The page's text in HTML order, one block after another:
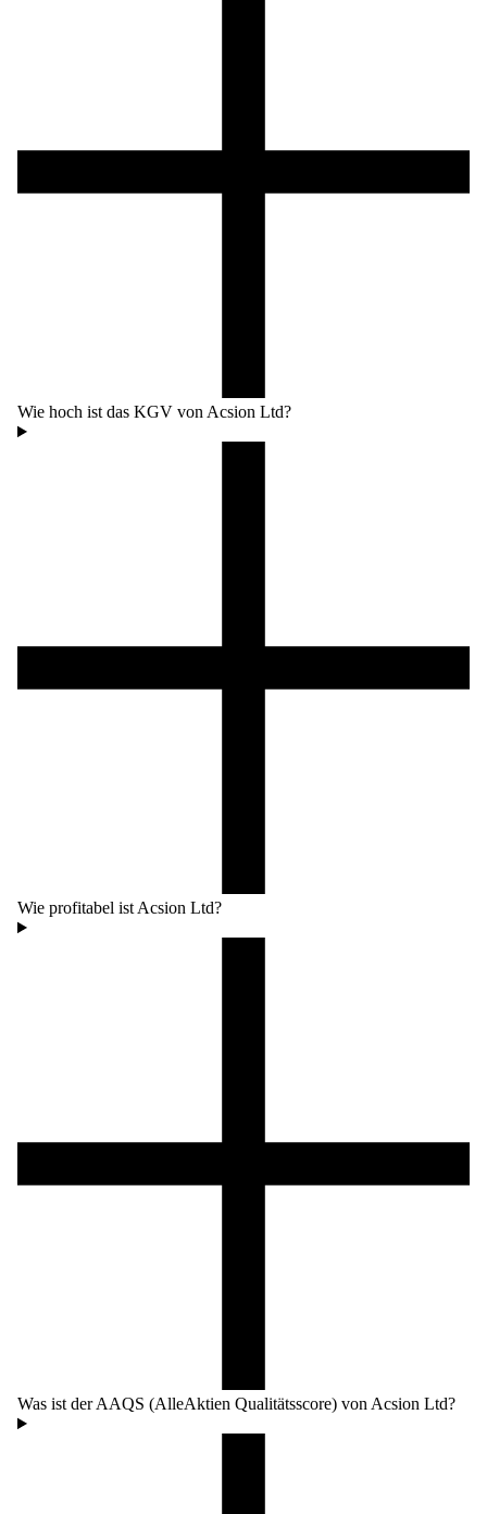
Wie hoch ist das KGV von Acsion Ltd?
Wie profitabel ist Acsion Ltd?
Was ist der AAQS (AlleAktien Qualitätsscore) von Acsion Ltd?